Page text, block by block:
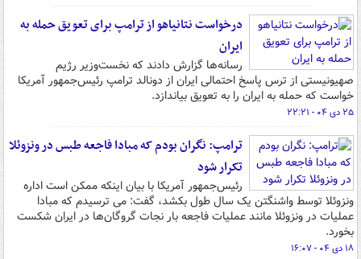
درخواست نتانیاهو از ترامپ برای تعویق حمله به
ایران
رسانه‌ها گزارش دادند که نخست‌وزیر رژیم
صهیونیستی از ترس پاسخ احتمالی ایران از دونالد ترامپ رئیس‌جمهور آمریکا
خواست که حمله به ایران را به تعویق بیاندازد.
۲۵ دی ۰۴ - ۲۲:۲۱
ترامپ: نگران بودم که مبادا فاجعه طبس در ونزوئلا
تکرار شود
رئیس‌جمهور آمریکا با بیان اینکه ممکن است اداره
ونزوئلا توسط واشنگتن یک سال طول بکشد، گفت: می ترسیدم که مبادا
عملیات در ونزوئلا مانند عملیات فاجعه ‌بار نجات گروگان‌ها در ایران شکست
بخورد.
۱۸ دی ۰۴ - ۱۶:۰۷